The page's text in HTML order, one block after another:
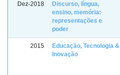
Dez-2018
Discurso, língua,
ensino, memória:
representações e
poder
2015
Educação, Tecnologia &
Inovação